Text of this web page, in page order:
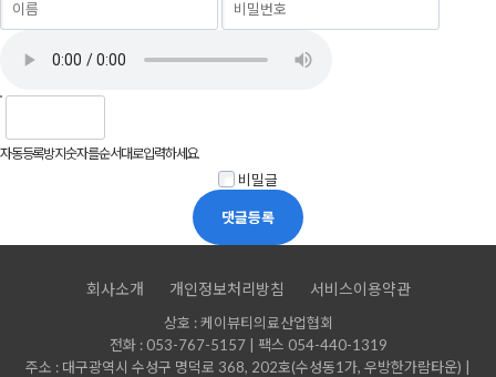
자동등록방지 숫자를 순서대로 입력하세요.
비밀글
회사소개 개인정보처리방침 서비스이용약관
상호 : 케이뷰티의료산업협회
전화 : 053-767-5157 | 팩스 054-440-1319
주소 : 대구광역시 수성구 명덕로 368, 202호(수성동1가, 우방한가람타운) |